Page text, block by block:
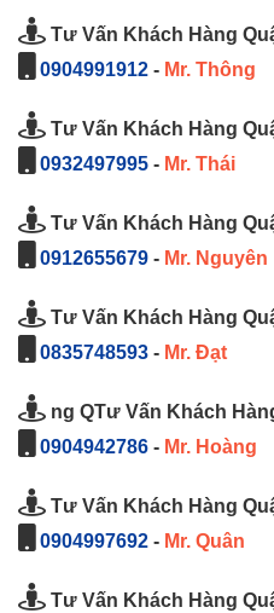
Tư Vấn Khách Hàng
0904991912 - Mr. Thông
Tư Vấn Khách Hàng
0932497995 - Mr. Thái
Tư Vấn Khách Hàng
0912655679 - Mr. Nguyên
Tư Vấn Khách Hàng
0835748593 - Mr. Đạt
ng QTư Vấn Khách
0904942786 - Mr. Hoàng
Tư Vấn Khách Hàng
0904997692 - Mr. Quân
Tư Vấn Khách Hàng